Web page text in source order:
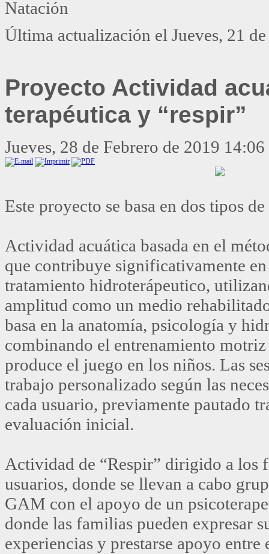
Última actualización el Jueves, 21
Proyecto Actividad
terapéutica y “respir”
Jueves, 28 de Febrero de 2019 14:06
Este proyecto se basa en dos tipos
Actividad acuática basada en el
que contribuye significativamente
tratamiento hidroterápeutico,
amplitud como un medio
basa en la anatomía, psicología y
combinando el entrenamiento
produce el juego en los niños. Las
trabajo personalizado según las
cada usuario, previamente pautado
evaluación inicial.
Actividad de “Respir” dirigido a los
usuarios, donde se llevan a cabo
GAM con el apoyo de un
donde las familias pueden expresar
experiencias y prestarse apoyo entre